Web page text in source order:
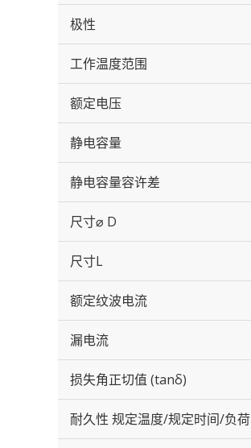
极性
工作温度范围
额定电压
静电容量
静电容量容许差
尺寸⌀ D
尺寸L
额定纹波电流
漏电流
损失角正切值 (tanδ)
耐久性 规定温度/规定时间/负荷